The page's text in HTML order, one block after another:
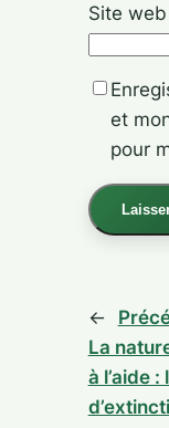
Site web
et
pour
←
La
à l’aide :